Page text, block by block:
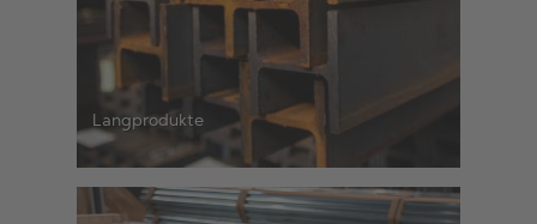
Langprodukte